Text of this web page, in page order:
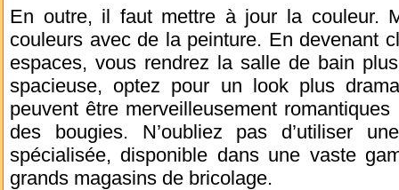
En outre, il faut mettre à jour la couleur.
couleurs avec de la peinture. En devenant
espaces, vous rendrez la salle de bain
spacieuse, optez pour un look plus
peuvent être merveilleusement
des bougies. N’oubliez pas d’utiliser
spécialisée, disponible dans une vaste
grands magasins de bricolage.